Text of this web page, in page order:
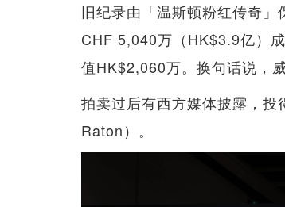
旧纪录由「温斯顿粉红传奇
CHF 5,040万（HK$3.9亿）
值HK$2,060万。换句话说，
拍卖过后有西方媒体披露，
Raton）。